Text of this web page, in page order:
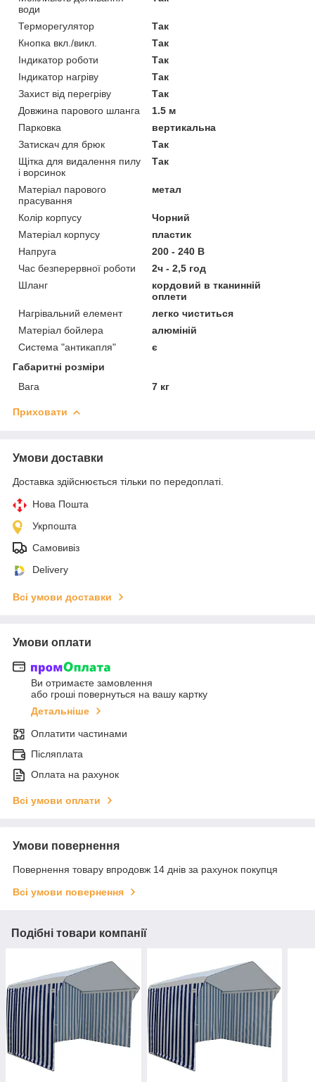
води
Терморегулятор
Так
Кнопка вкл./викл.
Так
Індикатор роботи
Так
Індикатор нагріву
Так
Захист від перегріву
Так
Довжина парового шланга
1.5 м
Парковка
вертикальна
Затискач для брюк
Так
Щітка для видалення пилу
і ворсинок
Так
Матеріал парового
прасування
метал
Колір корпусу
Чорний
Матеріал корпусу
пластик
Напруга
200 - 240 В
Час безперервної роботи
2ч - 2,5 год
Шланг
кордовий в тканинній
оплети
Нагрівальний елемент
легко чиститься
Матеріал бойлера
алюміній
Система "антикапля"
є
Габаритні розміри
Вага
7 кг
Приховати
Умови доставки
Доставка здійснюється тільки по передоплаті.
Нова Пошта
Укрпошта
Самовивіз
Delivery
Всі умови доставки
Умови оплати
Ви отримаєте замовлення
або гроші повернуться на вашу картку
Детальніше
Оплатити частинами
Післяплата
Оплата на рахунок
Всі умови оплати
Умови повернення
Повернення товару впродовж 14 днів за рахунок покупця
Всі умови повернення
Подібні товари компанії